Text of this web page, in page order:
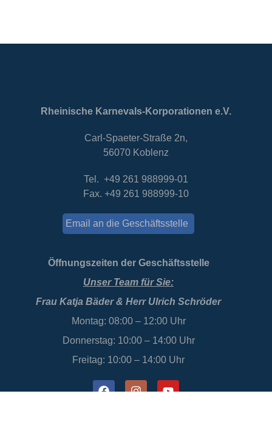
Rheinische Karnevals-Korporationen e.V.
Carl-Spaeter-Straße 2n,
56070 Koblenz
Tel. +49 261 988999-01
Fax. +49 261 988999-10
Email an die Geschäftsstelle
Öffnungszeiten der Geschäftsstelle
Unser Team für Sie:
Frau Katja Bäder & Herr Ulrich Schröder
Montag: 08:00 – 12:00 Uhr
Donnerstag: 10:00 – 14:00 Uhr
Freitag: 10:00 – 14:00 Uhr